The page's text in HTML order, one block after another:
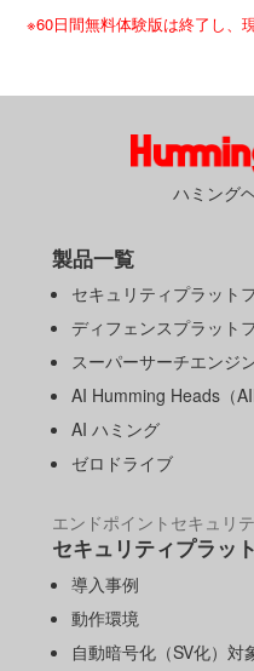
※60日間無料体験版は終了し、
ハミング
製品一覧
セキュリティプラット
ディフェンスプラット
スーパーサーチエンジ
AI Humming Heads（
AI ハミング
ゼロドライブ
エンドポイントセキュリ
セキュリティプラッ
導入事例
動作環境
自動暗号化（SV化）対